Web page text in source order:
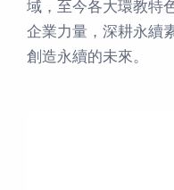
域，至今各大環教特
企業力量，深耕永續
創造永續的未來。